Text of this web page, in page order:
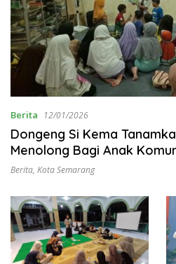
Berita 12/01/2026
Dongeng Si Kema
Menolong Bagi Anak
Puntan
Berita, Kota Semarang